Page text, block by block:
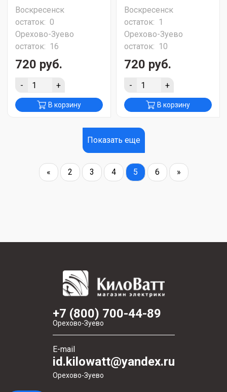
Воскресенск
остаток: 0
Орехово-Зуево
остаток: 16
720 руб.
- +
В корзину
Воскресенск
остаток: 1
Орехово-Зуево
остаток: 10
720 руб.
- +
В корзину
Показать еще
« 2 3 4 5 6 »
+7 (800) 700-44-89
Орехово-Зуево
E-mail
id.kilowatt@yandex.ru
Орехово-Зуево